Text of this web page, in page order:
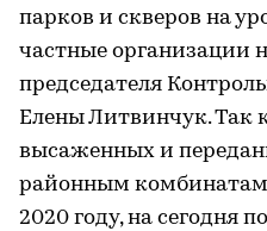
парков и скверов на
частные организации
председателя
Елены Литвинчук. Так
высаженных и
районным комбинатам
2020 году, на сегодня